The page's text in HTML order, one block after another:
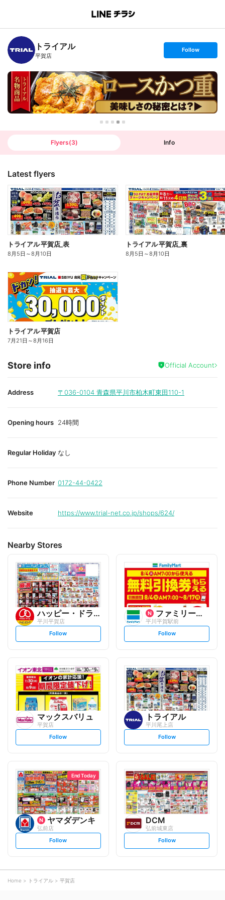
B
n
c
h
T
トライアル
平賀店
s
t
o
l
w
Follow
Flyers(3) Info
Latest flyers
トライアル 平賀店_表
8月5日 ～8月10日
トライアル 平賀店_裏
8月5日 ～8月10日
トライアル 平賀店
7月21日 ～8月16日
Store info Official Account
Address 〒036-0104 青森県平川市柏木町東田110-1
Opening hours 24時間
Regular Holiday なし
Phone Number 0172-44-0422
Website https://www.trial-net.co.jp/shops/624/
Nearby Stores
ハッピー・ドラッグ
平川平賀店
s
t
l
o
w
Follow
ファミリーマート
平川平賀駅前
s
t
l
o
w
Follow
マックスバリュ
平賀店
s
t
l
o
w
Follow
トライアル
平川尾上店
s
t
l
o
w
Follow
End Today
ヤマダデンキ
弘前店
s
t
o
w
Follow
DCM
弘前城東店
s
t
Follow
Home トライアル 平賀店